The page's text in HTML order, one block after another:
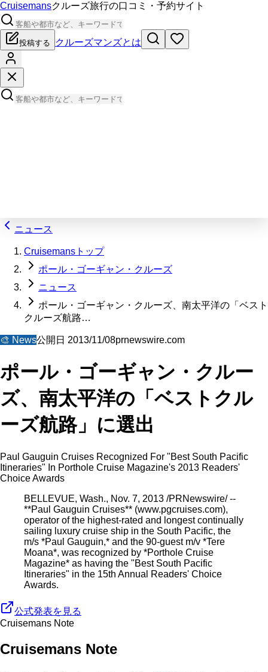
Cruisemansクルーズ旅行の口コミ・予約サイト
投稿する クルーズマンズとは
ニュース
Cruisemansトップ
ポール・ゴーギャン・クルーズ
ニュース
ポール・ゴーギャン・クルーズ、南太平洋の「ベスト
クルーズ航路…
🎨 News公開日 2013/11/08prnewswire.com
ポール・ゴーギャン・クルー
ズ、南太平洋の「ベストクル
ーズ航路」に選出
Paul Gauguin Cruises Recognized For "Best South Pacific
Itineraries" In Porthole Cruise Magazine's 2013 Readers'
Choice Awards
BELLEVUE, Wash., Nov. 7, 2013 /PRNewswire/ --
**Paul Gauguin Cruises** (www.pgcruises.com),
operator of the highest-rated and longest continually
sailing luxury cruise ship in the South Pacific, the
m/s *Paul Gauguin,* and the 90-guest m/v *Tere
Moana*, was recognized by *Porthole Cruise
Magazine* as having the "Best South Pacific
Itineraries" in the 15th Annual Readers' Choice
Awards.
公式発表を見る
Cruisemans Note
Cruisemans Note